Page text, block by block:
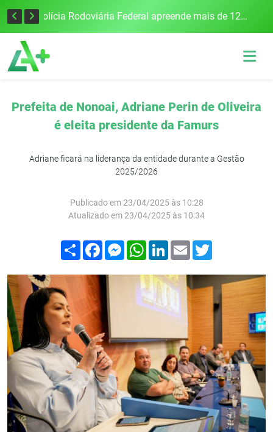
Polícia Rodoviária Federal apreende mais de 120 quilos de maconha na BR-386, em Frederico Westphalen Colisão frontal entre carro e caminhão deixa dois mortos e um ferido na BR-158, em Panambi
Prefeita de Nonoai, Adriane Perin de Oliveira
é eleita presidente da Famurs
Adriane ficará na liderança da entidade durante a Gestão
2025/2026
Publicado em 23/04/2025 às 10:28
Atualizado em 23/04/2025 às 10:34
Compartilhar
FacebookMessenger
WhatsApp
LinkedIn
Email